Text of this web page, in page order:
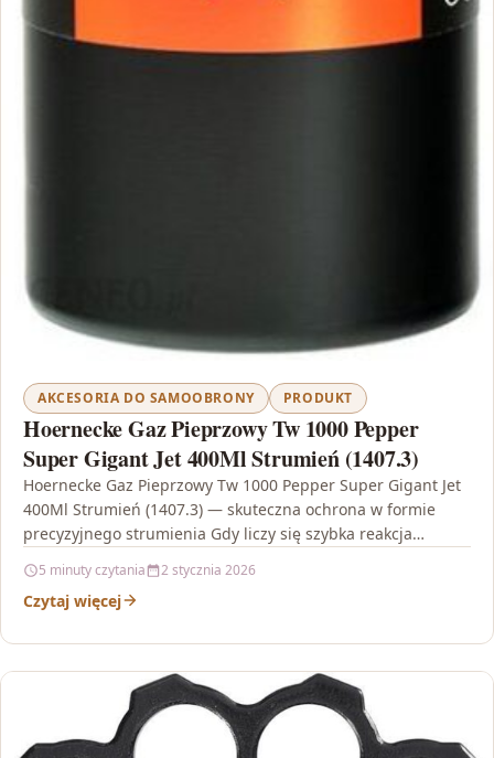
AKCESORIA DO SAMOOBRONY PRODUKT
Hoernecke Gaz Pieprzowy Tw 1000 Pepper
Super Gigant Jet 400Ml Strumień (1407.3)
Hoernecke Gaz Pieprzowy Tw 1000 Pepper Super Gigant Jet
400Ml Strumień (1407.3) — skuteczna ochrona w formie
precyzyjnego strumienia Gdy liczy się szybka reakcja…
5 minuty czytania 2 stycznia 2026
Czytaj więcej